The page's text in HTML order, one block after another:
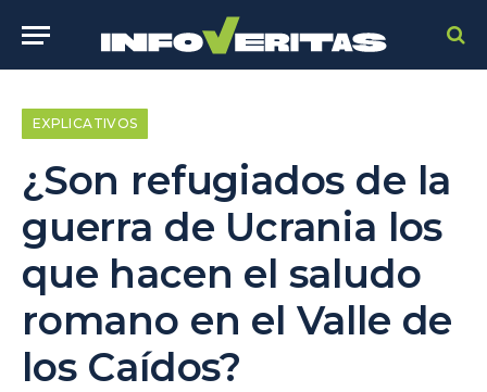
EXPLICATIVOS
¿Son refugiados de la
guerra de Ucrania los
que hacen el saludo
romano en el Valle de
los Caídos?